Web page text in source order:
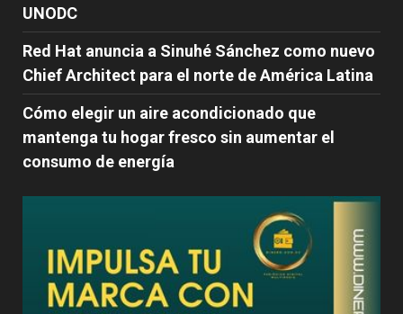
UNODC
Red Hat anuncia a Sinuhé Sánchez como nuevo
Chief Architect para el norte de América Latina
Cómo elegir un aire acondicionado que
mantenga tu hogar fresco sin aumentar el
consumo de energía